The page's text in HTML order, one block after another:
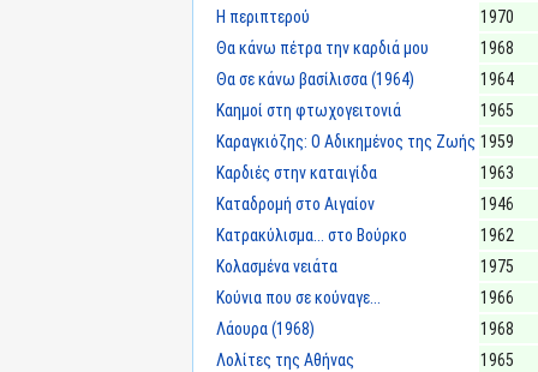
Η περιπτερού
1970
Θα κάνω πέτρα την καρδιά μου
1968
Θα σε κάνω βασίλισσα (1964)
1964
Καημοί στη φτωχογειτονιά
1965
Καραγκιόζης: Ο Αδικημένος της Ζωής 1959
Καρδιές στην καταιγίδα
1963
Καταδρομή στο Αιγαίον
1946
Κατρακύλισμα... στο Βούρκο
1962
Κολασμένα νειάτα
1975
Κούνια που σε κούναγε...
1966
Λάουρα (1968)
1968
Λολίτες της Αθήνας
1965